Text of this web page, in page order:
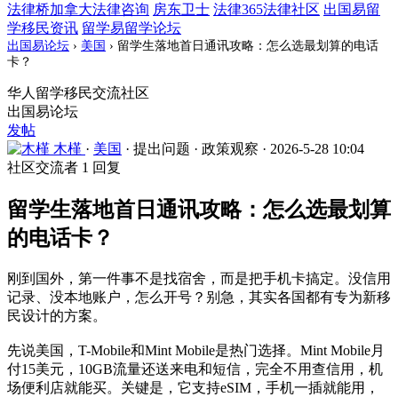
法律桥加拿大法律咨询 房东卫士 法律365法律社区 出国易留
学移民资讯 留学易留学论坛
出国易论坛 › 美国 › 留学生落地首日通讯攻略：怎么选最划算的电话
卡？
华人留学移民交流社区
出国易论坛
发帖
木槿 · 美国 · 提出问题 · 政策观察 · 2026-5-28 10:04
社区交流者 1 回复
留学生落地首日通讯攻略：怎么选最划算
的电话卡？
刚到国外，第一件事不是找宿舍，而是把手机卡搞定。没信用
记录、没本地账户，怎么开号？别急，其实各国都有专为新移
民设计的方案。
先说美国，T-Mobile和Mint Mobile是热门选择。Mint Mobile月
付15美元，10GB流量还送来电和短信，完全不用查信用，机
场便利店就能买。关键是，它支持eSIM，手机一插就能用，